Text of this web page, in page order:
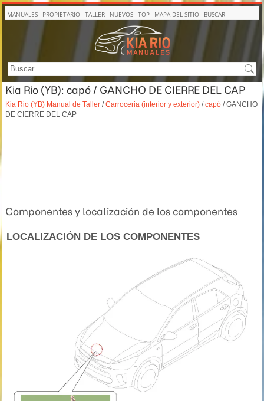
MANUALES PROPIETARIO TALLER NUEVOS TOP MAPA DEL SITIO BUSCAR
Kia Rio (YB): capó / GANCHO DE CIERRE DEL CAP
Kia Rio (YB) Manual de Taller /Carroceria (interior y exterior) /capó / GANCHO
DE CIERRE DEL CAP
Componentes y localización de los componentes
LOCALIZACIÓN DE LOS COMPONENTES